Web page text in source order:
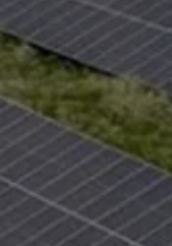
Sommer-
Service-
ServicePlus
Economy
Räder &
Notdienst
Software,
California
VW
VW
VW
VW